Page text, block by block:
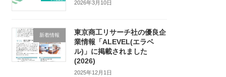
2026年3月10日
新着情報
東京商工リサーチ社の優良企
業情報「ALEVEL(エラベ
ル)」に掲載されました
(2026)
2025年12月1日